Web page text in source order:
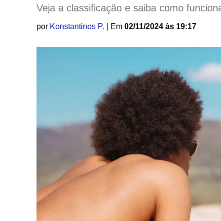
Veja a classificação e saiba como
por Konstantinos P. | Em 02/11/2024 às 19:17